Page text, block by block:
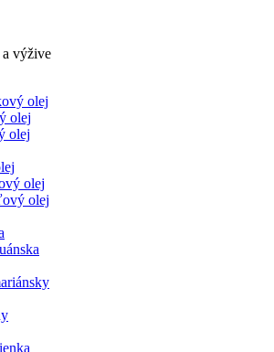
výžive
olej
olej
olej
olej
olej